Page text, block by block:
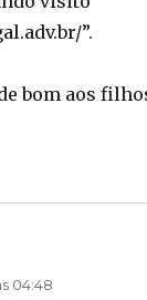
”.
bom aos
04:48